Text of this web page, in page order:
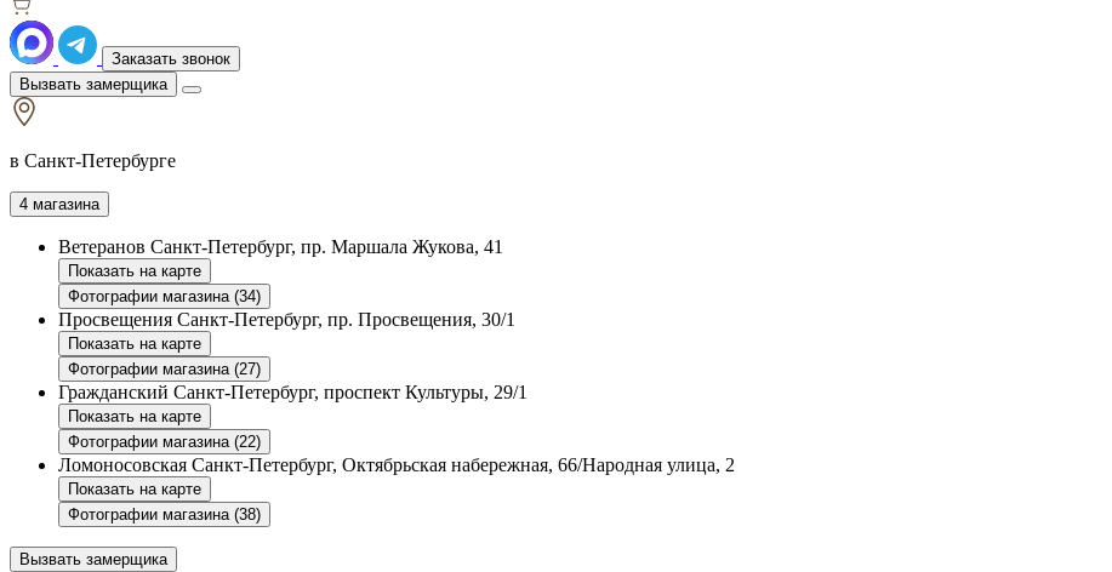
Заказать звонок
Вызвать замерщика
в Санкт-Петербурге
4 магазина
Ветеранов Санкт-Петербург, пр. Маршала Жукова, 41
Показать на карте
Фотографии магазина (34)
Просвещения Санкт-Петербург, пр. Просвещения, 30/1
Показать на карте
Фотографии магазина (27)
Гражданский Санкт-Петербург, проспект Культуры, 29/1
Показать на карте
Фотографии магазина (22)
Ломоносовская Санкт-Петербург, Октябрьская набережная, 66/Народная улица, 2
Показать на карте
Фотографии магазина (38)
Вызвать замерщика